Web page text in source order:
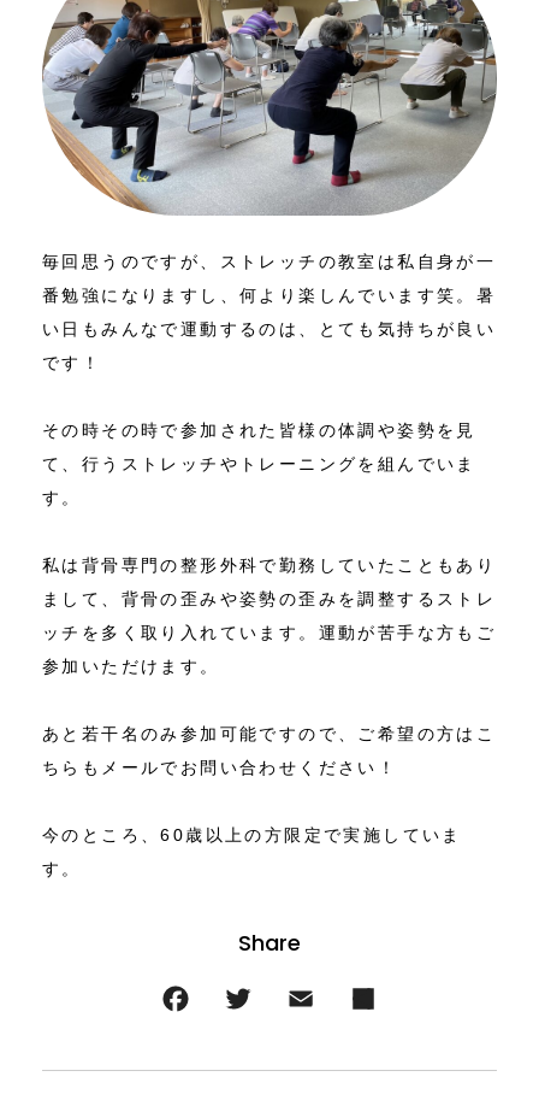
毎回思うのですが、ストレッチの教室は私自身が一
番勉強になりますし、何より楽しんでいます笑。暑
い日もみんなで運動するのは、とても気持ちが良い
です！
その時その時で参加された皆様の体調や姿勢を見
て、行うストレッチやトレーニングを組んでいま
す。
私は背骨専門の整形外科で勤務していたこともあり
まして、背骨の歪みや姿勢の歪みを調整するストレ
ッチを多く取り入れています。運動が苦手な方もご
参加いただけます。
あと若干名のみ参加可能ですので、ご希望の方はこ
ちらもメールでお問い合わせください！
今のところ、60歳以上の方限定で実施していま
す。